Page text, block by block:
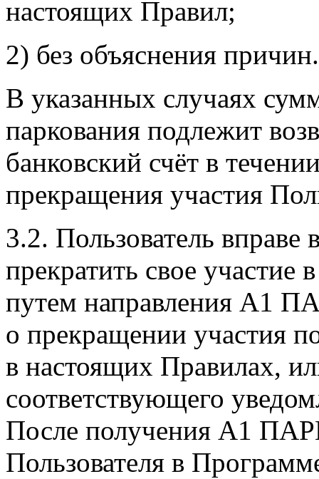
настоящих Правил;
2) без объяснения причин.
В указанных случаях
паркования подлежит
банковский счёт в
прекращения участия
3.2. Пользователь
прекратить свое
путем направления А1
о прекращении участия
в настоящих Правилах,
соответствующего
После получения А1
Пользователя в